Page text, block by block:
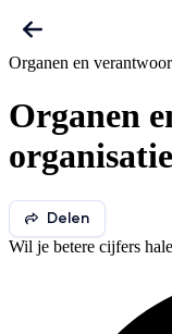
Organen en
Organen
Delen
Wil je betere cijfers